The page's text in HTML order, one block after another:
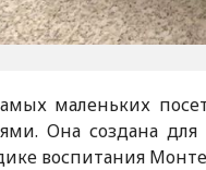
маленьких
Она создана
воспитания